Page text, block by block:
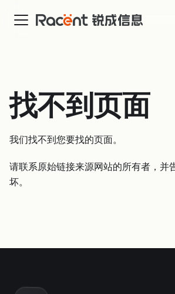
找不到页面
我们找不到您要找的页面。
请联系原始链接来源网站的所有者，并
坏。